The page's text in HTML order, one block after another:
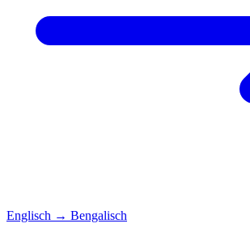
Englisch → Bengalisch